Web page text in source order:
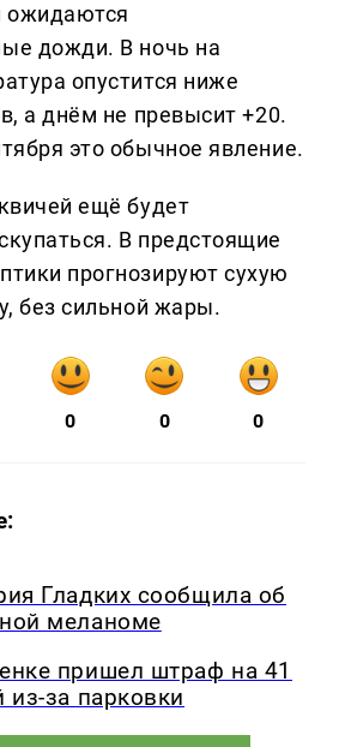
ожидаются
дожди. В ночь на
опустится ниже
а днём не превысит +20.
это обычное явление.
ещё будет
В предстоящие
прогнозируют сухую
без сильной жары.
0 0 0
Гладких сообщила об
меланоме
пришел штраф на 41
из-за парковки